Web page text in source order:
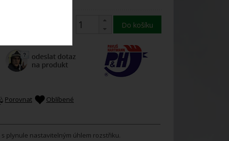
Do košíku
Porovnat
Oblíbené
s plynule nastavitelným úhlem rozstřiku.